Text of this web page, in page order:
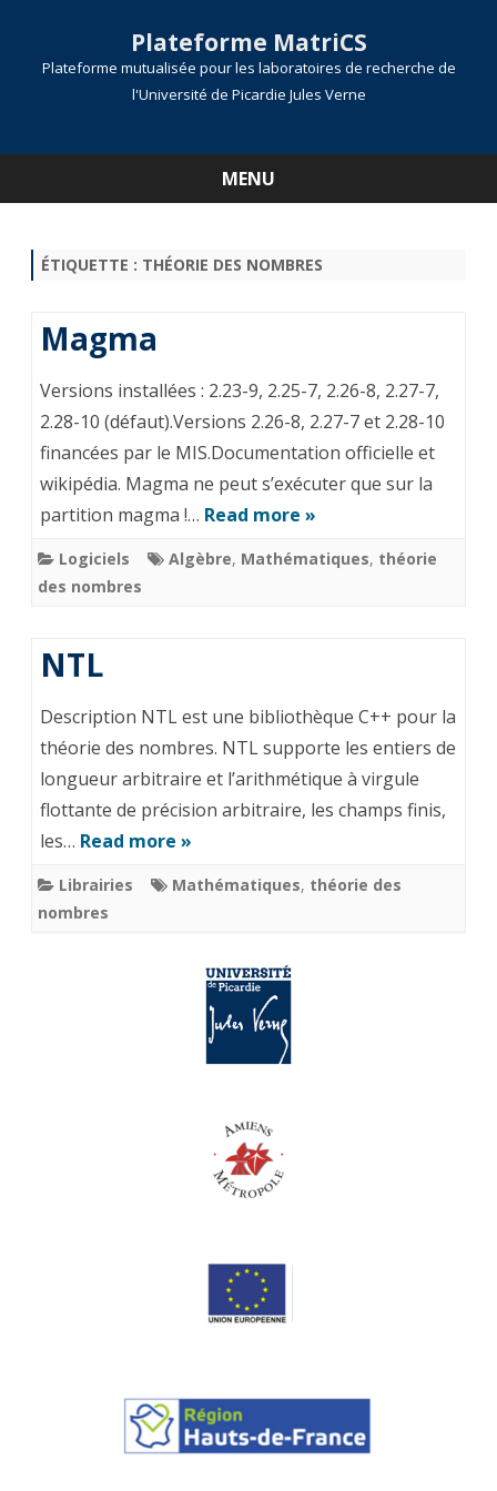
Plateforme MatriCS
Plateforme mutualisée pour les laboratoires de recherche de
l'Université de Picardie Jules Verne
MENU
ÉTIQUETTE : THÉORIE DES NOMBRES
Magma
Ver­sions ins­tal­lées : 2.23-9, 2.25-7, 2.26-8, 2.27-7,
2.28-10 (défaut).Versions 2.26-8, 2.27-7 et 2.28-10
financées par le MIS.Documentation officielle et
wikipédia. Magma ne peut s’exécuter que sur la
partition magma !… Read more »
Logiciels Algèbre, Mathématiques, théorie
des nombres
NTL
Description NTL est une bibliothèque C++ pour la
théorie des nombres. NTL supporte les entiers de
longueur arbitraire et l’arithmétique à virgule
flottante de précision arbitraire, les champs finis,
les… Read more »
Librairies Mathématiques, théorie des
nombres